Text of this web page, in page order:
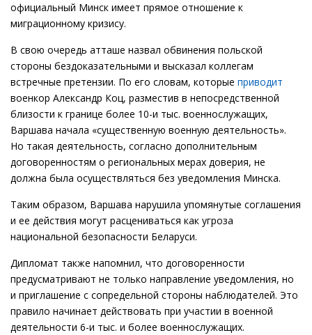
официальный Минск имеет прямое отношение к
миграционному кризису.
В свою очередь атташе назвал обвинения польской
стороны бездоказательными и высказал коллегам
встречные претензии. По его словам, которые приводит
военкор Александр Коц, разместив в непосредственной
близости к границе более 10-и тыс. военнослужащих,
Варшава начала «существенную военную деятельность».
Но такая деятельность, согласно дополнительным
договоренностям о региональных мерах доверия, не
должна была осуществляться без уведомления Минска.
Таким образом, Варшава нарушила упомянутые соглашения
и ее действия могут расцениваться как угроза
национальной безопасности Беларуси.
Дипломат также напомнил, что договоренности
предусматривают не только направление уведомления, но
и приглашение с сопредельной стороны наблюдателей. Это
правило начинает действовать при участии в военной
деятельности 6-и тыс. и более военнослужащих.